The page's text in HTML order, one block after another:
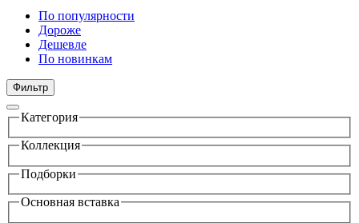
По популярности
Дороже
Дешевле
По новинкам
Фильтр
Категория
Коллекция
Подборки
Основная вставка